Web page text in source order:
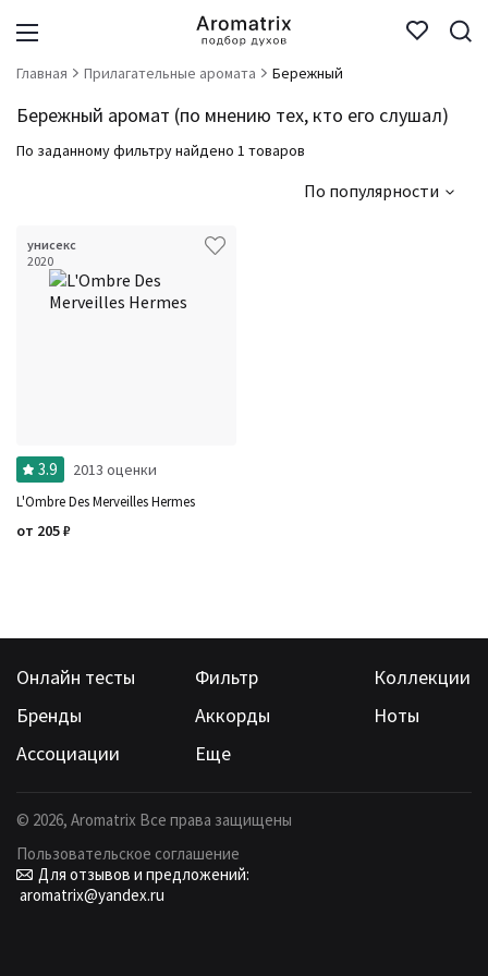
Главная Прилагательные аромата Бережный
Бережный аромат (по мнению тех, кто его слушал)
По заданному фильтру найдено 1 товаров
По популярности
унисекс
2020
3.9 2013 оценки
L'Ombre Des Merveilles Hermes
от 205₽
Онлайн тесты Фильтр
Коллекции
Бренды
Аккорды
Ноты
Ассоциации
Еще
© 2026, Aromatrix Все права защищены
Пользовательское соглашение
Для отзывов и предложений:
aromatrix@yandex.ru